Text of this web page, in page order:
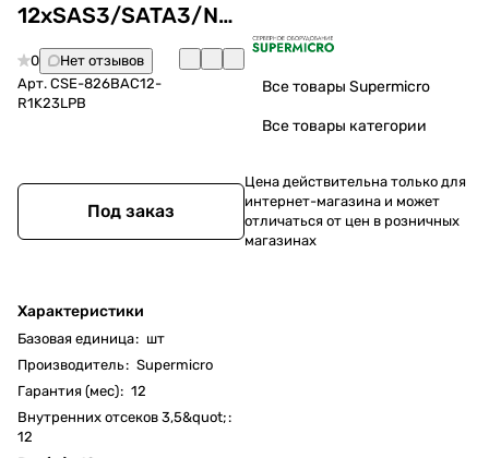
12xSAS3/SATA3/NVMe4
0
Нет отзывов
Арт. CSE-826BAC12-
R1K23LPB
Под заказ
Характеристики
Базовая единица: шт
Производитель: Supermicro
Гарантия (мес): 12
Внутренних отсеков 3,5&quot;:
12
Все товары Supermicro
Все товары категории
Цена действительна только для
интернет-магазина и может
отличаться от цен в розничных
магазинах